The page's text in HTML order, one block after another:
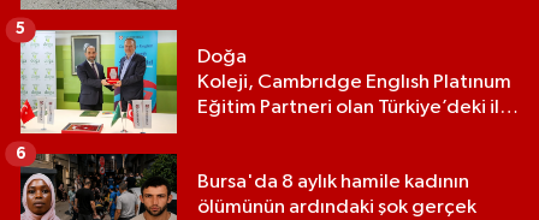
Doğa
Koleji, Cambrıdge Englısh Platınum
Eğitim Partneri olan Türkiye’deki ilk
5
Bursa'da 8 aylık hamile kadının
ölümünün ardındaki şok gerçek
6